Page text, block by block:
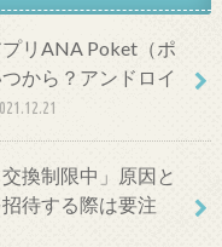
リANA Poket（ポ
から？アンドロイ
換制限中」原因と
待する際は要注